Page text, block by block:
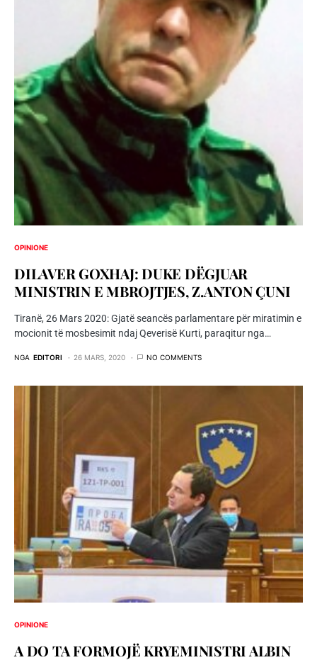
OPINIONE
DILAVER GOXHAJ: DUKE DËGJUAR
MINISTRIN E MBROJTJES, Z.ANTON ÇUNI
Tiranë, 26 Mars 2020: Gjatë seancës parlamentare për miratimin e
mocionit të mosbesimit ndaj Qeverisë Kurti, paraqitur nga…
NGA EDITORI 26 MARS, 2020 NO COMMENTS
OPINIONE
A DO TA FORMOJË KRYEMINISTRI ALBIN